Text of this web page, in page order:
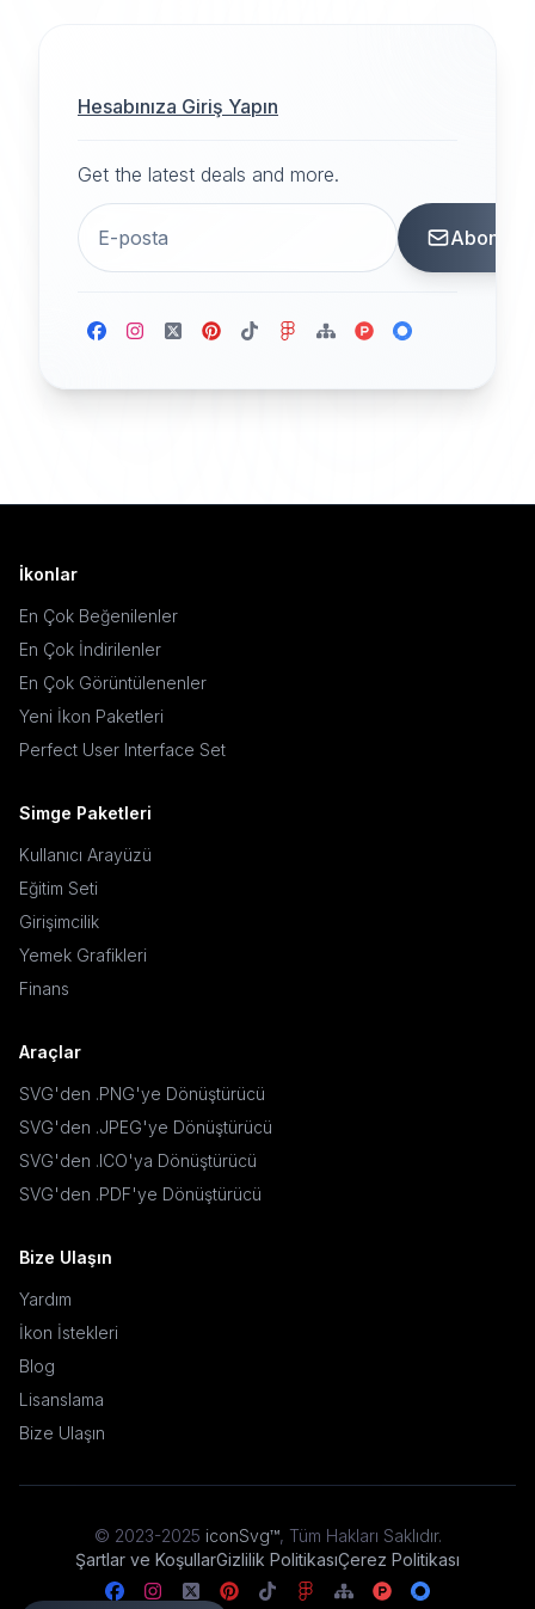
Hesabınıza Giriş Yapın
Get the latest deals and more.
Abone
İkonlar
En Çok Beğenilenler
En Çok İndirilenler
En Çok Görüntülenenler
Yeni İkon Paketleri
Perfect User Interface Set
Simge Paketleri
Kullanıcı Arayüzü
Eğitim Seti
Girişimcilik
Yemek Grafikleri
Finans
Araçlar
SVG'den .PNG'ye Dönüştürücü
SVG'den .JPEG'ye Dönüştürücü
SVG'den .ICO'ya Dönüştürücü
SVG'den .PDF'ye Dönüştürücü
Bize Ulaşın
Yardım
İkon İstekleri
Blog
Lisanslama
Bize Ulaşın
© 2023-2025 iconSvg™, Tüm Hakları Saklıdır.
Şartlar ve KoşullarGizlilik PolitikasıÇerez Politikası